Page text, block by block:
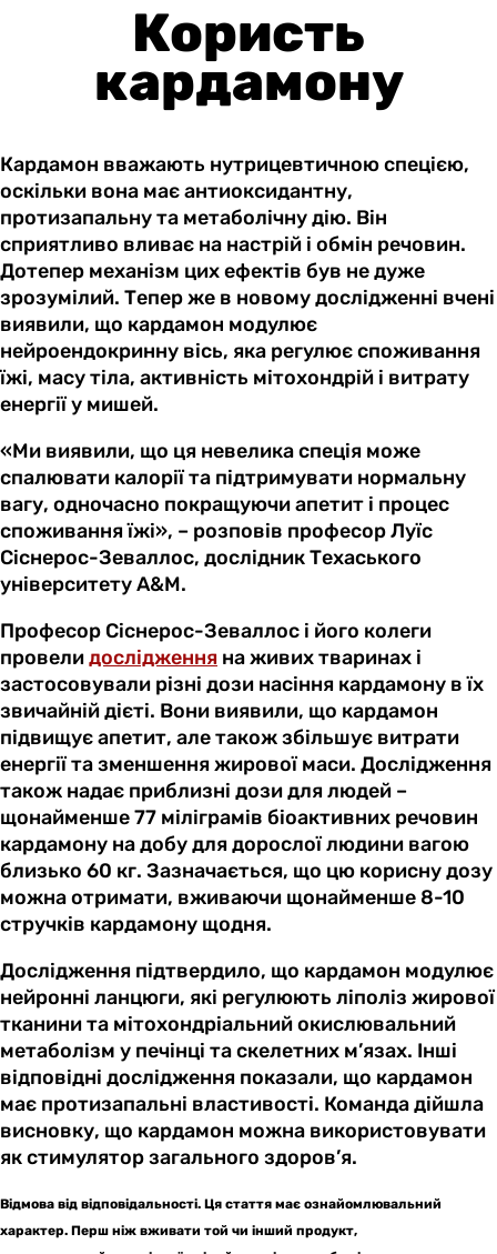
Користь
кардамону
Кардамон вважають нутрицевтичною спецією,
оскільки вона має антиоксидантну,
протизапальну та метаболічну дію. Він
сприятливо вливає на настрій і обмін речовин.
Дотепер механізм цих ефектів був не дуже
зрозумілий. Тепер же в новому дослідженні вчені
виявили, що кардамон модулює
нейроендокринну вісь, яка регулює споживання
їжі, масу тіла, активність мітохондрій і витрату
енергії у мишей.
«Ми виявили, що ця невелика спеція може
спалювати калорії та підтримувати нормальну
вагу, одночасно покращуючи апетит і процес
споживання їжі», – розповів професор Луїс
Сіснерос-Зеваллос, дослідник Техаського
університету A&M.
Професор Сіснерос-Зеваллос і його колеги
провелидослідження на живих тваринах і
застосовували різні дози насіння кардамону в їх
звичайній дієті. Вони виявили, що кардамон
підвищує апетит, але також збільшує витрати
енергії та зменшення жирової маси. Дослідження
також надає приблизні дози для людей –
щонайменше 77 міліграмів біоактивних речовин
кардамону на добу для дорослої людини вагою
близько 60 кг. Зазначається, що цю корисну дозу
можна отримати, вживаючи щонайменше 8-10
стручків кардамону щодня.
Дослідження підтвердило, що кардамон модулює
нейронні ланцюги, які регулюють ліполіз жирової
тканини та мітохондріальний окислювальний
метаболізм у печінці та скелетних м’язах. Інші
відповідні дослідження показали, що кардамон
має протизапальні властивості. Команда дійшла
висновку, що кардамон можна використовувати
як стимулятор загального здоров’я.
Відмова від відповідальності. Ця стаття має ознайомлювальний
характер. Перш ніж вживати той чи інший продукт,